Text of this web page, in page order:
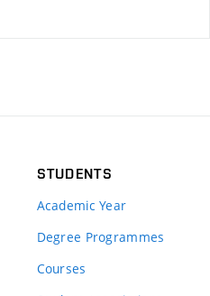
STUDENTS
Academic Year
Degree Programmes
Courses